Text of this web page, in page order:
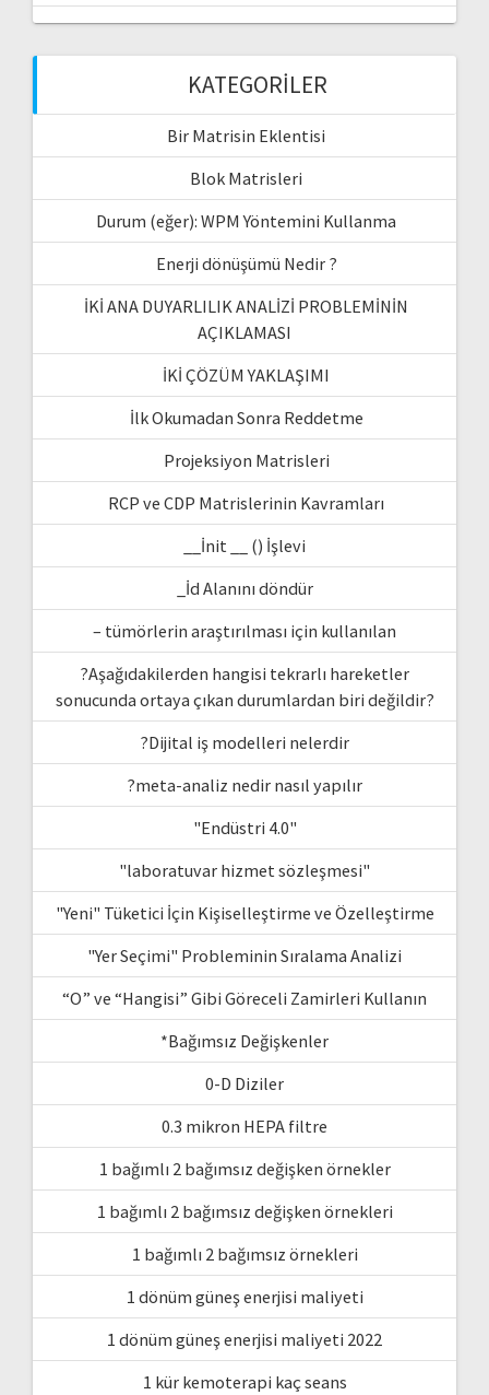
KATEGORILER
Bir Matrisin Eklentisi
Blok Matrisleri
Durum (eğer): WPM Yöntemini Kullanma
Enerji dönüşümü Nedir ?
İKİ ANA DUYARLILIK ANALİZİ PROBLEMİNİN
AÇIKLAMASI
İKİ ÇÖZÜM YAKLAŞIMI
İlk Okumadan Sonra Reddetme
Projeksiyon Matrisleri
RCP ve CDP Matrislerinin Kavramları
__İnit __ () İşlevi
_İd Alanını döndür
– tümörlerin araştırılması için kullanılan
?Aşağıdakilerden hangisi tekrarlı hareketler
sonucunda ortaya çıkan durumlardan biri değildir?
?Dijital iş modelleri nelerdir
?meta-analiz nedir nasıl yapılır
"Endüstri 4.0"
"laboratuvar hizmet sözleşmesi"
"Yeni" Tüketici İçin Kişiselleştirme ve Özelleştirme
"Yer Seçimi" Probleminin Sıralama Analizi
“O” ve “Hangisi” Gibi Göreceli Zamirleri Kullanın
*Bağımsız Değişkenler
0-D Diziler
0.3 mikron HEPA filtre
1 bağımlı 2 bağımsız değişken örnekler
1 bağımlı 2 bağımsız değişken örnekleri
1 bağımlı 2 bağımsız örnekleri
1 dönüm güneş enerjisi maliyeti
1 dönüm güneş enerjisi maliyeti 2022
1 kür kemoterapi kaç seans